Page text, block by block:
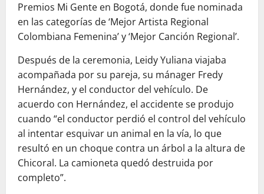
Premios Mi Gente en Bogotá, donde fue nominada
en las categorías de ‘Mejor Artista Regional
Colombiana Femenina’ y ‘Mejor Canción Regional’.
Después de la ceremonia, Leidy Yuliana viajaba
acompañada por su pareja, su mánager Fredy
Hernández, y el conductor del vehículo. De
acuerdo con Hernández, el accidente se produjo
cuando “el conductor perdió el control del vehículo
al intentar esquivar un animal en la vía, lo que
resultó en un choque contra un árbol a la altura de
Chicoral. La camioneta quedó destruida por
completo”.